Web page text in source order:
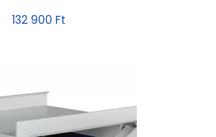
132 900 Ft